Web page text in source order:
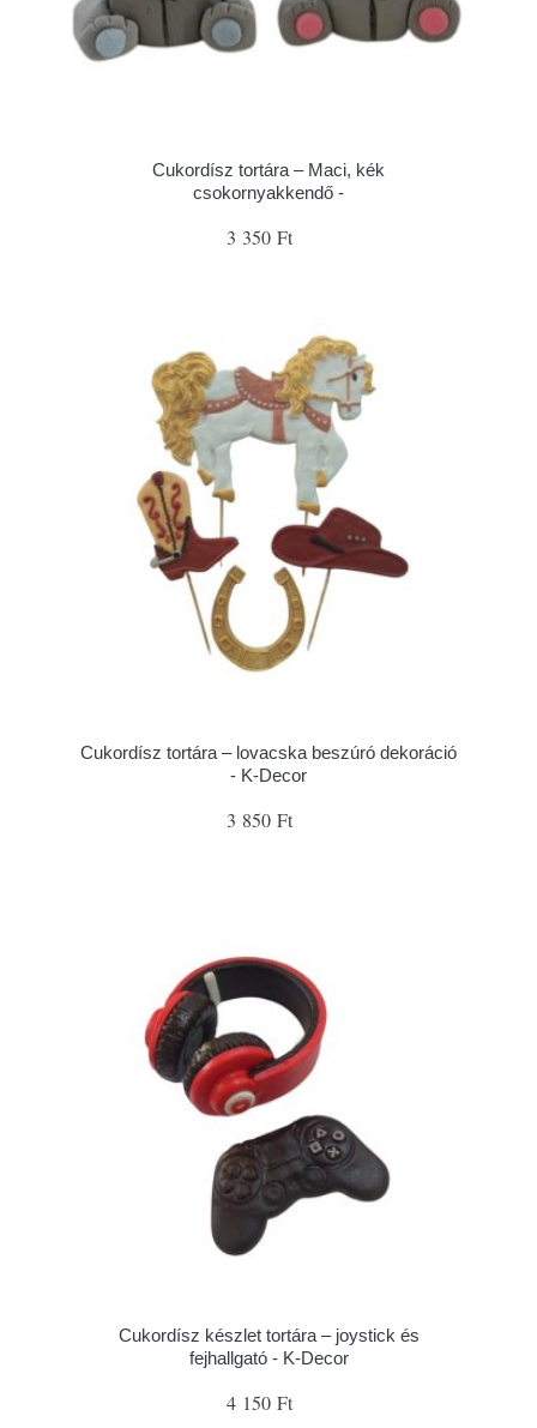
Cukordísz tortára – Maci, kék
csokornyakkendő -
3 350 Ft
Cukordísz tortára – lovacska beszúró dekoráció
- K-Decor
3 850 Ft
Cukordísz készlet tortára – joystick és
fejhallgató - K-Decor
4 150 Ft